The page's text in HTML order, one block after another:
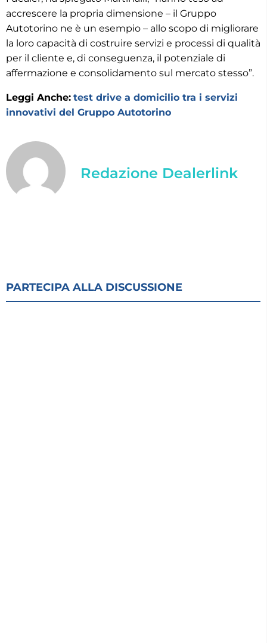
accrescere la propria dimensione – il Gruppo
Autotorino ne è un esempio – allo scopo di migliorare
la loro capacità di costruire servizi e processi di qualità
per il cliente e, di conseguenza, il potenziale di
affermazione e consolidamento sul mercato stesso”.
Leggi Anche: test drive a domicilio tra i servizi
innovativi del Gruppo Autotorino
Redazione Dealerlink
PARTECIPA ALLA DISCUSSIONE